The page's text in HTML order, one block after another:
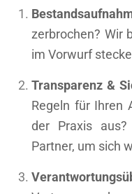
zerbrochen? Wir
im Vorwurf
Transparenz &
Regeln für Ihren
der Praxis
Partner, um sich